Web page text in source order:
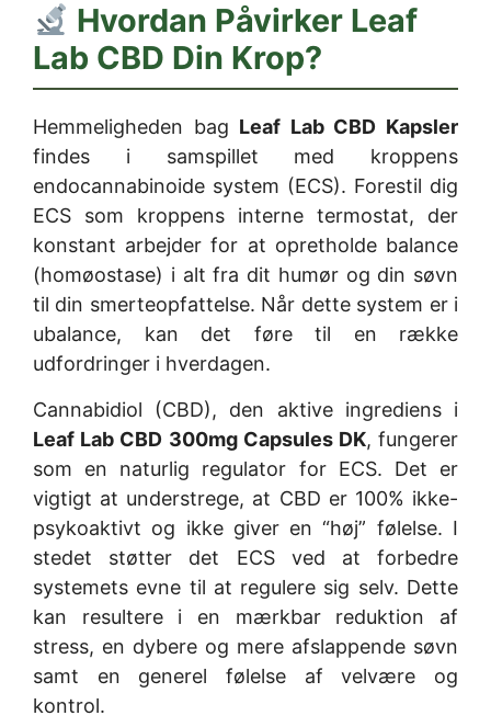
Hvordan Påvirker Leaf
Lab CBD Din Krop?
Hemmeligheden bag Leaf Lab CBD Kapsler
findes i samspillet med kroppens
endocannabinoide system (ECS). Forestil dig
ECS som kroppens interne termostat, der
konstant arbejder for at opretholde balance
(homøostase) i alt fra dit humør og din søvn
til din smerteopfattelse. Når dette system er i
ubalance, kan det føre til en række
udfordringer i hverdagen.
Cannabidiol (CBD), den aktive ingrediens i
Leaf Lab CBD 300mg Capsules DK, fungerer
som en naturlig regulator for ECS. Det er
vigtigt at understrege, at CBD er 100% ikke-
psykoaktivt og ikke giver en “høj” følelse. I
stedet støtter det ECS ved at forbedre
systemets evne til at regulere sig selv. Dette
kan resultere i en mærkbar reduktion af
stress, en dybere og mere afslappende søvn
samt en generel følelse af velvære og
kontrol.